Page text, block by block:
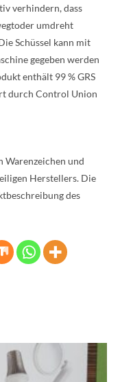
verhindern, dass
umdreht
Schüssel kann mit
gegeben werden
enthält 99 % GRS
durch Control Union
Warenzeichen und
Herstellers. Die
des